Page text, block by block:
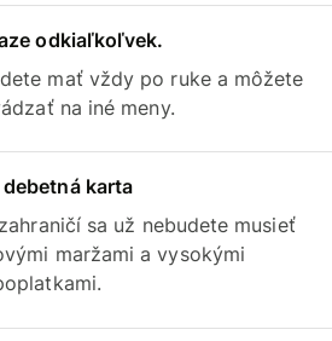
odkiaľkoľvek.
mať vždy po ruke a môžete
na iné meny.
karta
sa už nebudete musieť
maržami a vysokými